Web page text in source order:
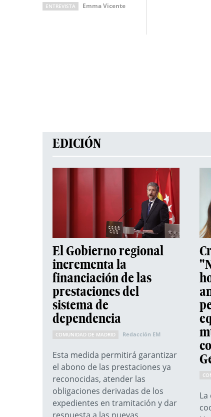
ENTREVISTA Emma Vicente
EDICIÓN
El Gobierno regional
incrementa la
financiación de las
prestaciones del
sistema de
dependencia
COMUNIDAD DE MADRID Redacción EM
Esta medida permitirá garantizar
el abono de las prestaciones ya
reconocidas, atender las
obligaciones derivadas de los
expedientes en tramitación y dar